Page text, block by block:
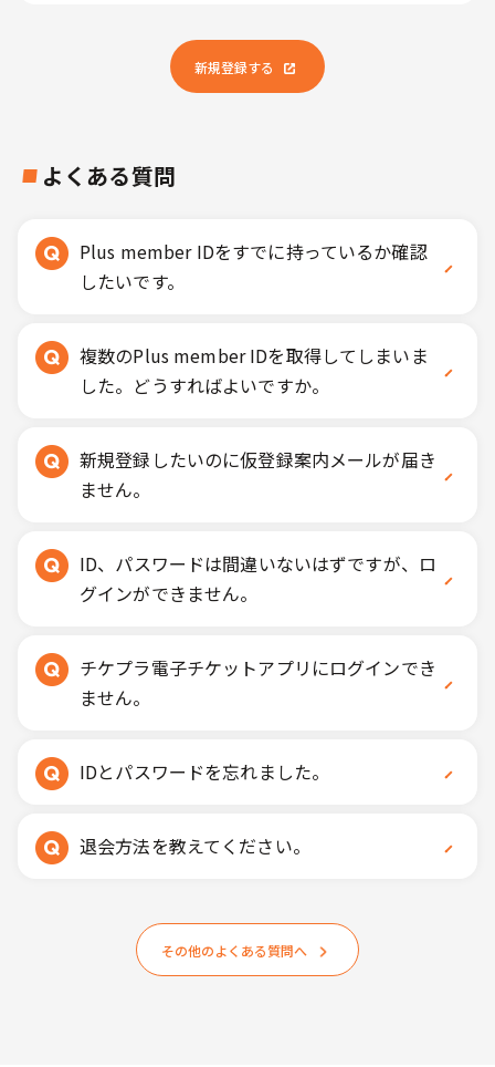
新規登録する
よくある質問
Plus member IDをすでに持っているか確認
したいです。
複数のPlus member IDを取得してしまいま
した。どうすればよいですか。
新規登録したいのに仮登録案内メールが届き
ません。
ID、パスワードは間違いないはずですが、ロ
グインができません。
チケプラ電子チケットアプリにログインでき
ません。
IDとパスワードを忘れました。
退会方法を教えてください。
その他のよくある質問へ